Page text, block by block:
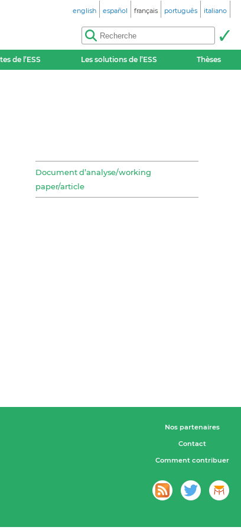
english español français português italiano
de l’ESS Les solutions de l’ESS Thèses
Document d’analyse/working
paper/article
Nos partenaires
Contact
Comment contribuer